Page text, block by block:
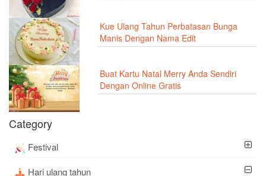
Kue Ulang Tahun Perbatasan Bunga
Manis Dengan Nama Edit
Buat Kartu Natal Merry Anda Sendiri
Dengan Online Gratis
Category
Festival
Hari ulang tahun